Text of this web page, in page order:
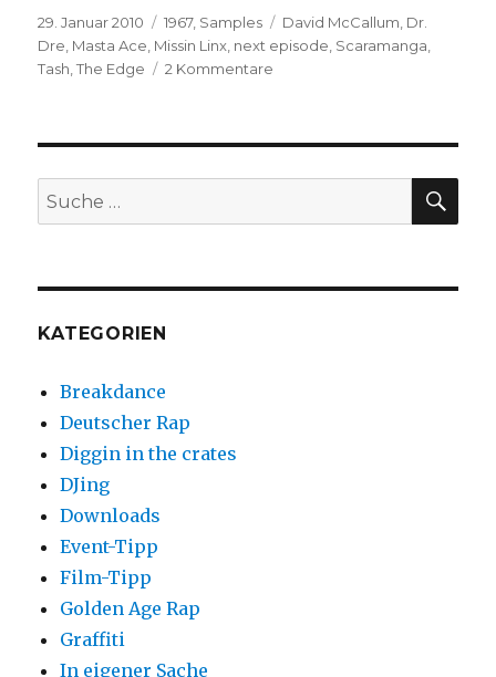
Veröffentlicht
am
29. Januar 2010 Kategorien
1967, Samples Schlagwörter
David McCallum, Dr.
Dre, Masta Ace, Missin Linx, next episode, Scaramanga,
Tash,The Edge 2 Kommentare
McCallum
The
Suche
nach:
KATEGORIEN
Breakdance
Deutscher Rap
Diggin in the crates
DJing
Downloads
Event-Tipp
Film-Tipp
Golden Age Rap
Graffiti
In eigener Sache